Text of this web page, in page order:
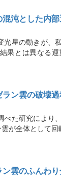
沌とした内
星の動きが、
果とは異なる
ン雲の破壊
た研究により
が全体として回
雲のふんわ